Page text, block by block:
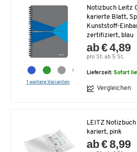
1 weitere Varianten
Notizbuch Leitz
karierte Blatt,
Kunststoff-
zertifiziert, blau
ab € 4,89
pro St. ab 5 St.
Lieferzeit:Sofort
Vergleichen
LEITZ
kariert, pink
ab € 8,99